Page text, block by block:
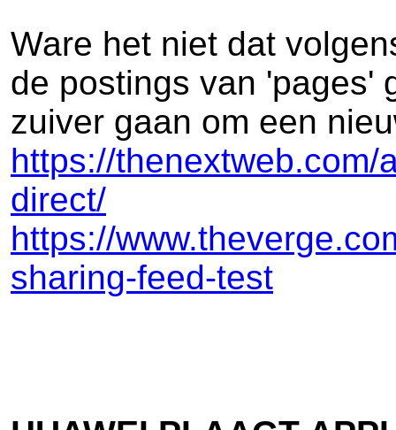
Ware het niet dat
de postings van 'pages'
zuiver gaan om een
https://
direct/
https://
sharing-feed-test